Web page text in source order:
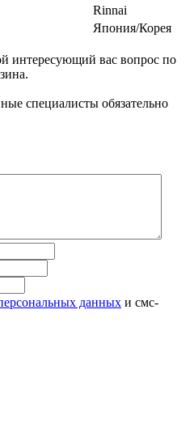
Rinnai
Япония/Корея
интересующий вас вопрос по
специалисты обязательно
данных и смс-